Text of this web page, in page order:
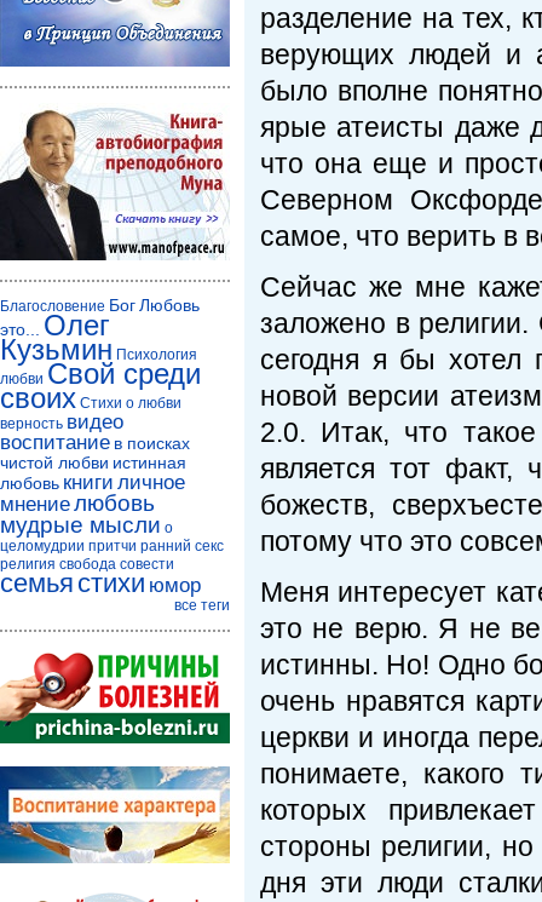
разделение на тех,
верующих людей и
было вполне
ярые атеисты даже
что она еще и
Северном
самое, что верить в
Сейчас же мне
заложено в религии.
сегодня я бы хотел
новой версии
2.0. Итак, что
является тот факт,
божеств,
потому что это
Меня интересует
это не верю. Я не
истинны. Но! Одно
очень нравятся
церкви и иногда
понимаете,
которых
стороны религии,
дня эти люди
Благословение БогЛюбовь
это...
Олег
Кузьмин Психология
любви Свой среди
своих Стихи о любви
верность видео
воспитание в поисках
чистой любви истинная
любовь книги личное
мнениелюбовь
мудрые мысли о
целомудрии притчи ранний секс
религия свобода совести
семья стихи юмор
все теги